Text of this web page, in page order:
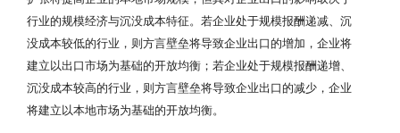
行业的规模经济与沉没成本特征。若企业处于规模报酬递减、沉
没成本较低的行业，则方言壁垒将导致企业出口的增加，企业将
建立以出口市场为基础的开放均衡；若企业处于规模报酬递增、
沉没成本较高的行业，则方言壁垒将导致企业出口的减少，企业
将建立以本地市场为基础的开放均衡。